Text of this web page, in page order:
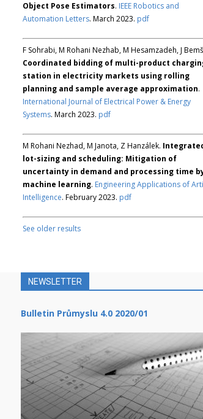
Object Pose Estimators. IEEE Robotics and
Automation Letters. March 2023. pdf
F Sohrabi, M Rohani Nezhab, M Hesamzadeh, J
Coordinated bidding of multi-product
station in electricity markets using rolling
planning and sample average approximation.
International Journal of Electrical Power & Energy
Systems. March 2023. pdf
M Rohani Nezhad, M Janota, Z Hanzálek.
lot-sizing and scheduling: Mitigation of
uncertainty in demand and processing time
machine learning. Engineering Applications of
Intelligence. February 2023. pdf
See older results
NEWSLETTER
Bulletin Průmyslu 4.0 2020/01